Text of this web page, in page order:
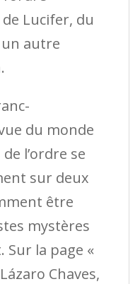
Lucifer, du
un autre
du monde
l’ordre se
sur deux
être
mystères
Sur la page «
Chaves,